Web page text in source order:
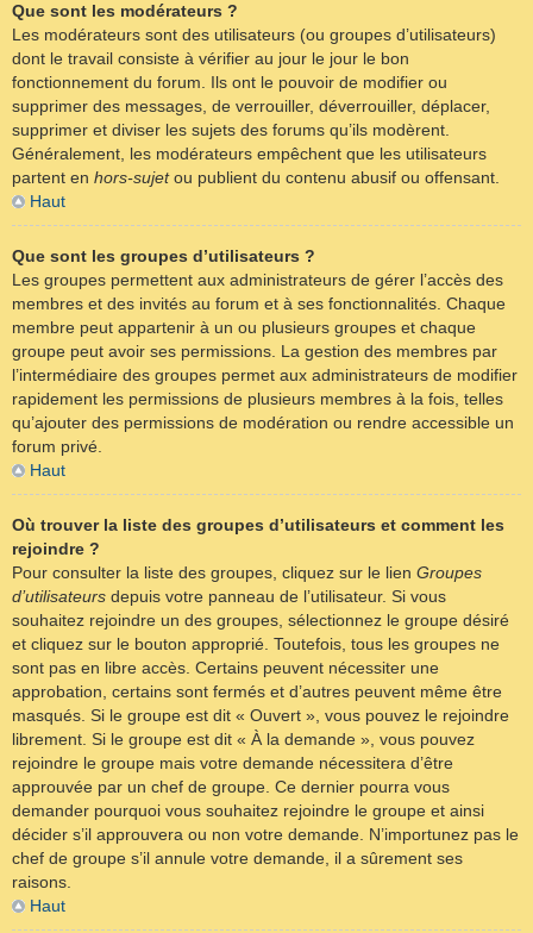
Que sont les modérateurs ?
Les modérateurs sont des utilisateurs (ou groupes d’utilisateurs)
dont le travail consiste à vérifier au jour le jour le bon
fonctionnement du forum. Ils ont le pouvoir de modifier ou
supprimer des messages, de verrouiller, déverrouiller, déplacer,
supprimer et diviser les sujets des forums qu’ils modèrent.
Généralement, les modérateurs empêchent que les utilisateurs
partent en hors-sujetou publient du contenu abusif ou offensant.
Haut
Que sont les groupes d’utilisateurs ?
Les groupes permettent aux administrateurs de gérer l’accès des
membres et des invités au forum et à ses fonctionnalités. Chaque
membre peut appartenir à un ou plusieurs groupes et chaque
groupe peut avoir ses permissions. La gestion des membres par
l’intermédiaire des groupes permet aux administrateurs de modifier
rapidement les permissions de plusieurs membres à la fois, telles
qu’ajouter des permissions de modération ou rendre accessible un
forum privé.
Haut
Où trouver la liste des groupes d’utilisateurs et comment les
rejoindre ?
Pour consulter la liste des groupes, cliquez sur le lien Groupes
d’utilisateurs depuis votre panneau de l’utilisateur. Si vous
souhaitez rejoindre un des groupes, sélectionnez le groupe désiré
et cliquez sur le bouton approprié. Toutefois, tous les groupes ne
sont pas en libre accès. Certains peuvent nécessiter une
approbation, certains sont fermés et d’autres peuvent même être
masqués. Si le groupe est dit « Ouvert », vous pouvez le rejoindre
librement. Si le groupe est dit « À la demande », vous pouvez
rejoindre le groupe mais votre demande nécessitera d’être
approuvée par un chef de groupe. Ce dernier pourra vous
demander pourquoi vous souhaitez rejoindre le groupe et ainsi
décider s’il approuvera ou non votre demande. N’importunez pas le
chef de groupe s’il annule votre demande, il a sûrement ses
raisons.
Haut